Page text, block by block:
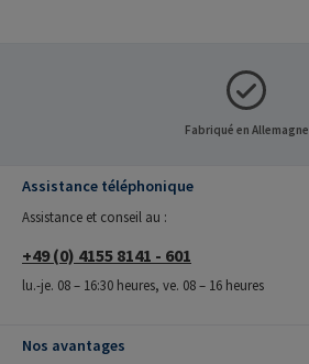
Fabriqué en Allemagne
Assistance téléphonique
Assistance et conseil au :
+49 (0) 4155 8141 - 601
lu.-je. 08 – 16:30 heures, ve. 08 – 16 heures
Nos avantages